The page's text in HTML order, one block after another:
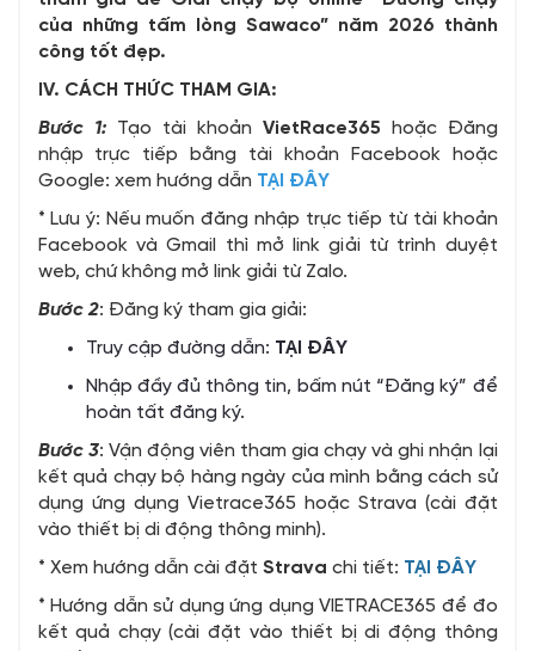
của những tấm lòng Sawaco” năm 2026 thành
công tốt đẹp.
IV. CÁCH THỨC THAM GIA:
Bước 1: Tạo tài khoản VietRace365 hoặc Đăng
nhập trực tiếp bằng tài khoản Facebook hoặc
Google: xem hướng dẫn TẠI ĐÂY
* Lưu ý: Nếu muốn đăng nhập trực tiếp từ tài khoản
Facebook và Gmail thì mở link giải từ trình duyệt
web, chứ không mở link giải từ Zalo.
Bước 2: Đăng ký tham gia giải:
Truy cập đường dẫn: TẠI ĐÂY
Nhập đầy đủ thông tin, bấm nút “Đăng ký” để
hoàn tất đăng ký.
Bước 3: Vận động viên tham gia chạy và ghi nhận lại
kết quả chạy bộ hàng ngày của mình bằng cách sử
dụng ứng dụng Vietrace365 hoặc Strava (cài đặt
vào thiết bị di động thông minh).
* Xem hướng dẫn cài đặt Strava chi tiết: TẠI ĐÂY
* Hướng dẫn sử dụng ứng dụng VIETRACE365 để đo
kết quả chạy (cài đặt vào thiết bị di động thông